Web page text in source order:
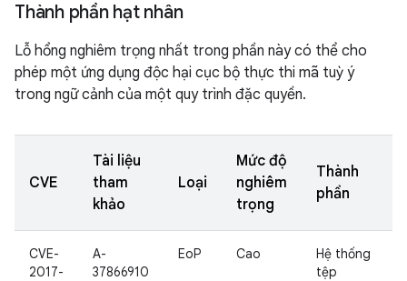
Thành phần hạt nhân
Lỗ hổng nghiêm trọng nhất trong phần này có thể cho
phép một ứng dụng độc hại cục bộ thực thi mã tuỳ ý
trong ngữ cảnh của một quy trình đặc quyền.
CVE
Tài liệu
tham
khảo
Loại
Mức độ
nghiêm
trọng
Thành
phần
CVE-
2017-
A-
37866910
EoP Cao
Hệ thống
tệp